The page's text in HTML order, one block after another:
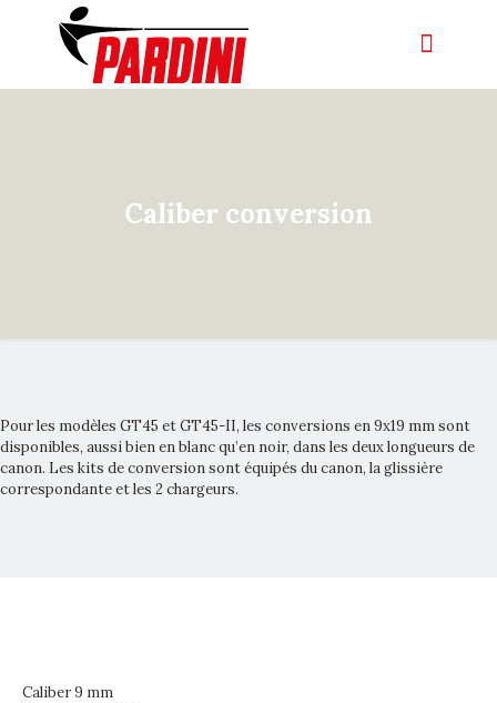
Caliber conversion
Pour les modèles GT45 et GT45-II, les conversions en 9x19 mm sont
disponibles, aussi bien en blanc qu’en noir, dans les deux longueurs de
canon. Les kits de conversion sont équipés du canon, la glissière
correspondante et les 2 chargeurs.
Caliber 9 mm